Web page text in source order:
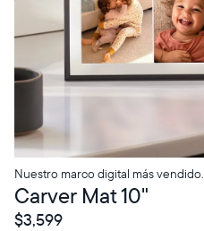
Nuestro marco digital más vendido.
Carver Mat 10"
$3,599